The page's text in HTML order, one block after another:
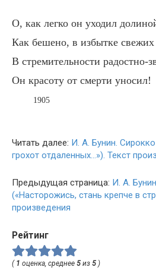
О, как легко он уходил
Как бешено, в избытке свежих
В стремительности радостно-
Он красоту от смерти уносил!
1905
Читать далее: И. А. Бунин.
грохот отдаленных…»). Текст
Предыдущая страница: И. А.
(«Насторожись, стань крепче в
произведения
Рейтинг
( 1 оценка, среднее 5 из 5 )